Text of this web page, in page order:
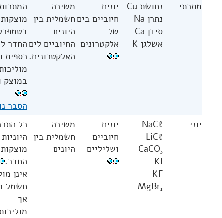
מתכתי
נחושת Cu
נתרן Na
סידן Ca
אשלגן K
יונים
חיוביים בים
של
אלקטרונים
משיכה
חשמלית בין
היונים
החיוביים לים
האלקטרונים.
מוצקות
החדר
כספית
במוצק
הסבר
יוני
NaCℓ
LiCℓ
CaCO3
KI
KF
MgBr2
יונים
חיוביים
ושליליים
משיכה
חשמלית בין
היונים
כל
החדר.
אינן
חשמל
אך